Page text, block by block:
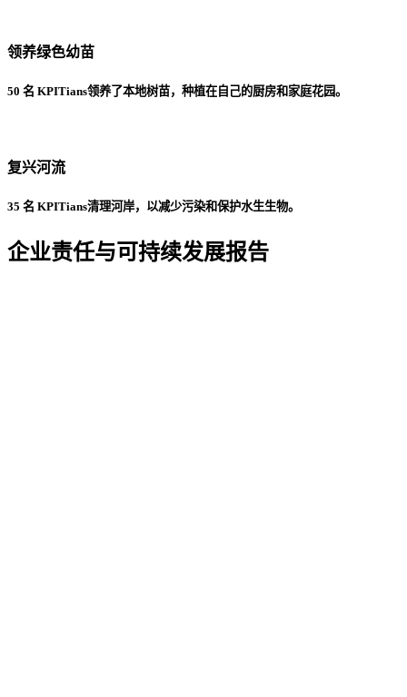
领养绿色幼苗
50 名 KPITians领养了本地树苗，种植在自己的厨房和家庭花园。
复兴河流
35 名 KPITians清理河岸，以减少污染和保护水生生物。
企业责任与可持续发展报告